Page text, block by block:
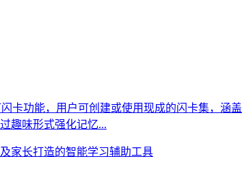
卡功能，用户可创建或使用现成的闪卡集，
趣味形式强化记忆...